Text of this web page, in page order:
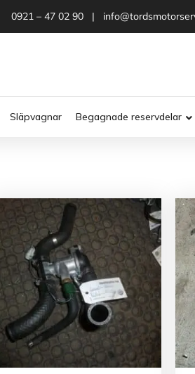
0921 – 47 02 90 |
Släpvagnar Begagnade reservdelar